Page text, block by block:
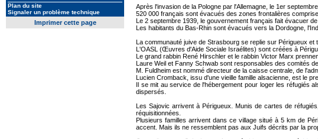
Plan du site
Signaler un problème technique
Imprimer cette page
Après l'invasion de la Pologne par l'Allemagne, le 1er
520 000 français sont évacués des zones frontalières
Le 2 septembre 1939, le gouvernement français fait évacuer
Les habitants du Bas-Rhin sont évacués vers la Dordogne,
La communauté juive de Strasbourg se replie sur Périgueux
L'OASL (Œuvres d'Aide Sociale Israélites) sont créées à
Le grand rabbin René Hirschler et le rabbin Victor Marx
Laure Weil et Fanny Schwab sont responsables des comités
M. Fuldheim est nommé directeur de la caisse centrale, de
Lucien Cromback, issu d'une vieille famille alsacienne, est le
Il se mit au service de l'hébergement pour loger les réfugiés
dispersés.
Les Sajovic arrivent à Périgueux. Munis de cartes de
réquisitionnées.
Plusieurs familles arrivent dans ce village situé à 5 km de
accent. Mais ils ne ressemblent pas aux Juifs décrits par la